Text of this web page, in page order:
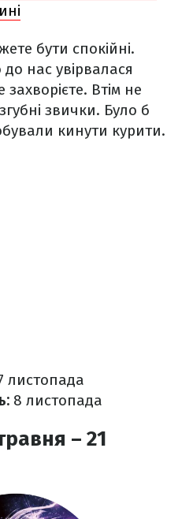
бути спокійні.
нас увірвалася
Втім не
звички. Було б
кинути курити.
листопада
8 листопада
– 21